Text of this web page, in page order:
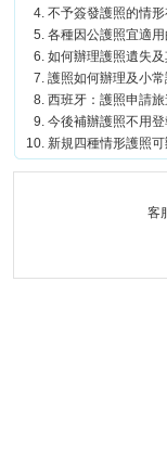
不予簽發護照的情形
各種因公護照宜適用
如何辦理護照遺失
護照如何辦理及小
西班牙：護照申請
今後補辦護照不用登
新規四種情形護照可
客